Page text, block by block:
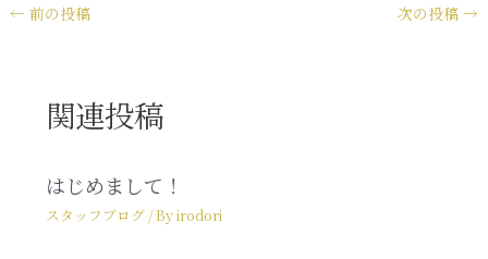
← 前の投稿 次の投稿 →
関連投稿
はじめまして！
スタッフブログ/ Byirodori